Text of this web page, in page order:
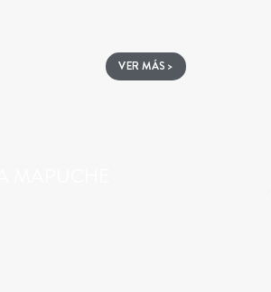
VER MÁS >